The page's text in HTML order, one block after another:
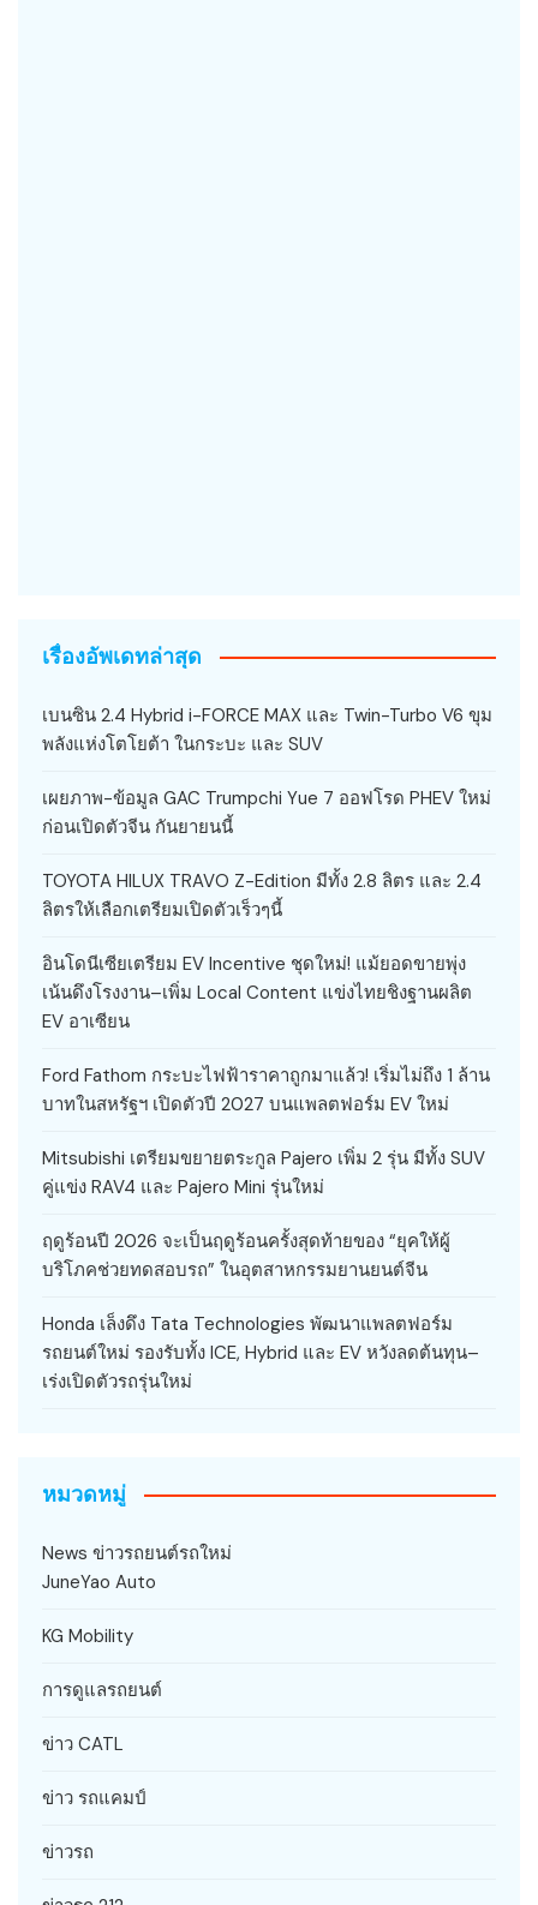
เรื่องอัพเดทล่าสุด
เบนซิน 2.4 Hybrid i-FORCE MAX และ Twin-Turbo V6 ขุม
พลังแห่งโตโยต้า ในกระบะ และ SUV
เผยภาพ-ข้อมูล GAC Trumpchi Yue 7 ออฟโรด PHEV ใหม่
ก่อนเปิดตัวจีน กันยายนนี้
TOYOTA HILUX TRAVO Z-Edition มีทั้ง 2.8 ลิตร และ 2.4
ลิตรให้เลือกเตรียมเปิดตัวเร็วๆนี้
อินโดนีเซียเตรียม EV Incentive ชุดใหม่! แม้ยอดขายพุ่ง
เน้นดึงโรงงาน–เพิ่ม Local Content แข่งไทยชิงฐานผลิต
EV อาเซียน
Ford Fathom กระบะไฟฟ้าราคาถูกมาแล้ว! เริ่มไม่ถึง 1 ล้าน
บาทในสหรัฐฯ เปิดตัวปี 2027 บนแพลตฟอร์ม EV ใหม่
Mitsubishi เตรียมขยายตระกูล Pajero เพิ่ม 2 รุ่น มีทั้ง SUV
คู่แข่ง RAV4 และ Pajero Mini รุ่นใหม่
ฤดูร้อนปี 2026 จะเป็นฤดูร้อนครั้งสุดท้ายของ “ยุคให้ผู้
บริโภคช่วยทดสอบรถ” ในอุตสาหกรรมยานยนต์จีน
Honda เล็งดึง Tata Technologies พัฒนาแพลตฟอร์ม
รถยนต์ใหม่ รองรับทั้ง ICE, Hybrid และ EV หวังลดต้นทุน–
เร่งเปิดตัวรถรุ่นใหม่
หมวดหมู่
News ข่าวรถยนต์รถใหม่
JuneYao Auto
KG Mobility
การดูแลรถยนต์
ข่าว CATL
ข่าว รถแคมป์
ข่าวรถ